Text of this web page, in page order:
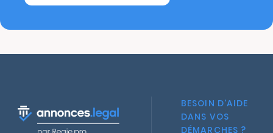
BESOIN D'AIDE
DANS VOS
DÉMARCHES ?